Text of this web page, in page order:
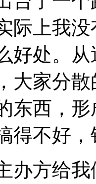
际上我
好处。
大家分
东西，
得不好
办方给